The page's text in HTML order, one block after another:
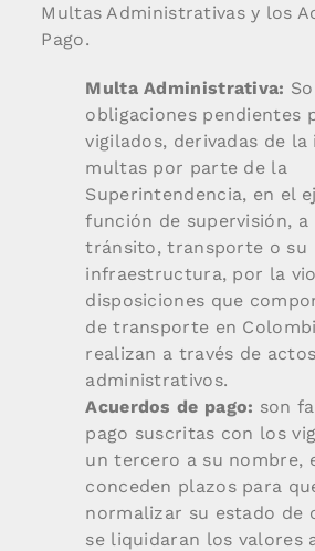
Multas Administrativas y los
Pago.
Multa Administrativa:
obligaciones pendientes
vigilados, derivadas de
multas por parte de la
Superintendencia, en el
función de supervisión, a
tránsito, transporte o su
infraestructura, por la
disposiciones que
de transporte en
realizan a través de actos
administrativos.
Acuerdos de pago: son
pago suscritas con los
un tercero a su nombre,
conceden plazos para
normalizar su estado de
se liquidaran los valores